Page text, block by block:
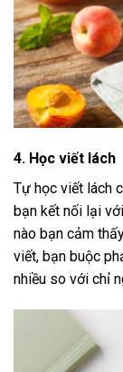
4. Học viết lách
Tự học viết lách
bạn kết nối lại
nào bạn cảm
viết, bạn buộc
nhiều so với chỉ